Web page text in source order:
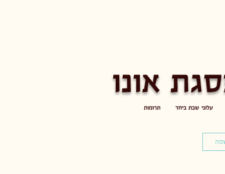
אונו
עלוני שבת ביחד תרומות